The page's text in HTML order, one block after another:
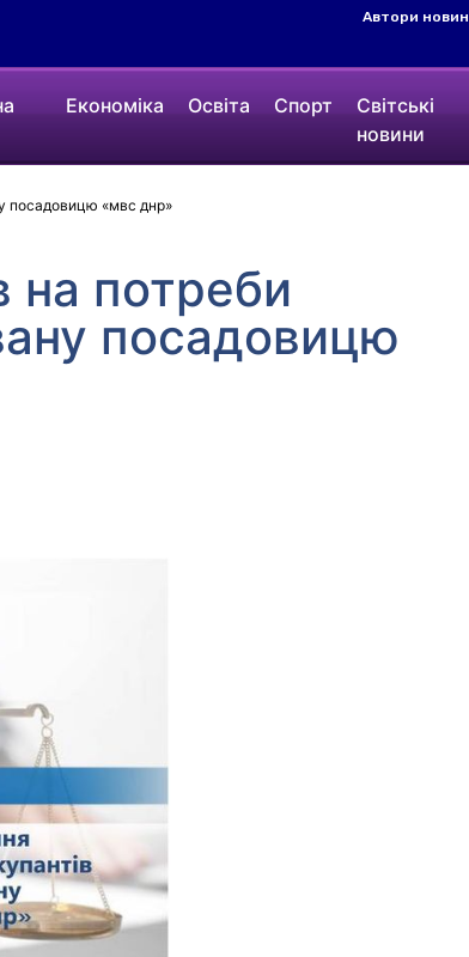
Автори новин
Економіка Освіта Спорт
Світські
новини
посадовицю «мвс днр»
на потреби
посадовицю